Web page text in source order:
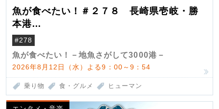
魚が食べたい！＃２７８ 長崎県壱岐・勝
本港
（クロマグロ）
#278
魚が食べたい！－地魚さがして3000港－
2026年8月12日（水）よる9：00～9：54
乗り物 食・グルメ ヒューマン